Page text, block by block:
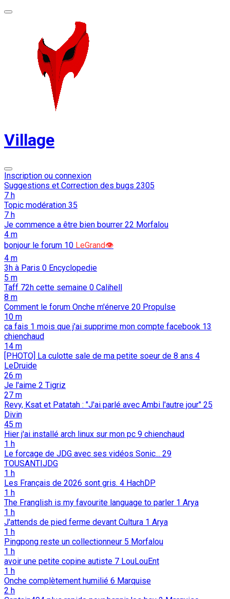
Village
Inscription ou connexion
Suggestions et Correction des bugs 2305
7 h
Topic modération 35
7 h
Je commence a être bien bourrer 22 Morfalou
4 m
bonjour le forum 10 LeGrand👁️
4 m
3h à Paris 0 Encyclopedie
5 m
Taff 72h cette semaine 0 Calihell
8 m
Comment le forum Onche m'énerve 20 Propulse
10 m
ca fais 1 mois que j'ai supprime mon compte facebook 13
chienchaud
14 m
[PHOTO] La culotte sale de ma petite soeur de 8 ans 4
LeDruide
26 m
Je l'aime 2 Tigriz
27 m
Revy, Ksat et Patatah : "J'ai parlé avec Ambi l'autre jour" 25
Divin
45 m
Hier j'ai installé arch linux sur mon pc 9 chienchaud
1 h
Le forçage de JDG avec ses vidéos Sonic... 29
TOUSANTIJDG
1 h
Les Français de 2026 sont gris. 4 HachDP
1 h
The Franglish is my favourite language to parler 1 Arya
1 h
J'attends de pied ferme devant Cultura 1 Arya
1 h
Pingpong reste un collectionneur 5 Morfalou
1 h
avoir une petite copine autiste 7 LouLouEnt
1 h
Onche complètement humilié 6 Marquise
2 h